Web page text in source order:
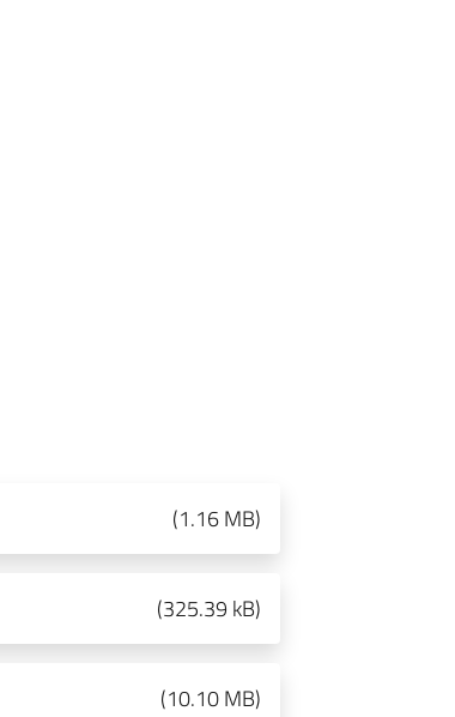
(1.16 MB)
(325.39 kB)
(10.10 MB)